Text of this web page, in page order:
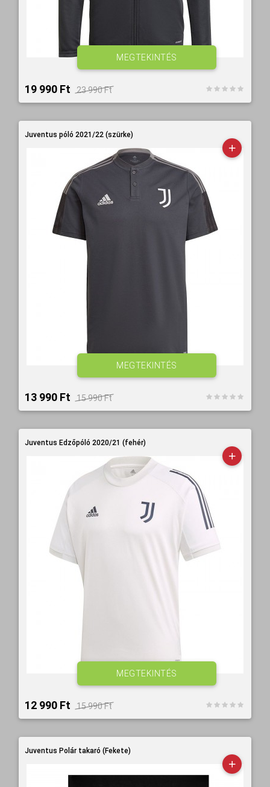
19 990 Ft‎ 23 990 Ft‎
MEGTEKINTÉS
Juventus póló 2021/22 (szürke)
13 990 Ft‎ 15 990 Ft‎
MEGTEKINTÉS
Juventus Edzőpóló 2020/21 (fehér)
12 990 Ft‎ 15 990 Ft‎
MEGTEKINTÉS
Juventus Polár takaró (Fekete)